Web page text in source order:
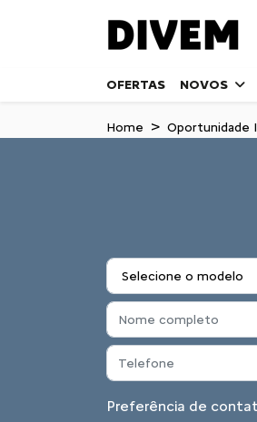
OFERTAS NOVOS
Home Oportunidade
Preferência de